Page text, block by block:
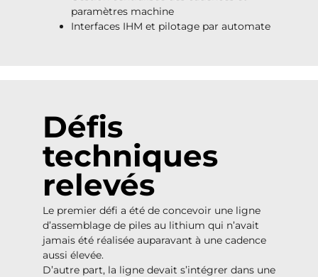
paramètres machine
Interfaces IHM et pilotage par automate
Défis
techniques
relevés
Le premier défi a été de concevoir une ligne
d’assemblage de piles au lithium qui n’avait
jamais été réalisée auparavant à une cadence
aussi élevée.
D’autre part, la ligne devait s’intégrer dans une